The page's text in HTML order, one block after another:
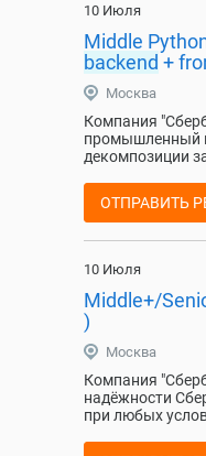
10 Июля
Middle
backend +
Москва
Компания
промышленный
декомпозиции
ОТПРАВИТЬ
10 Июля
Middle+/
)
Москва
Компания
надёжности
при любых